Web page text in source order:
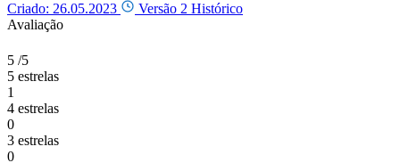
Criado: 26.05.2023
Versão 2 Histórico
Avaliação
5 /5
5 estrelas
1
4 estrelas
0
3 estrelas
0